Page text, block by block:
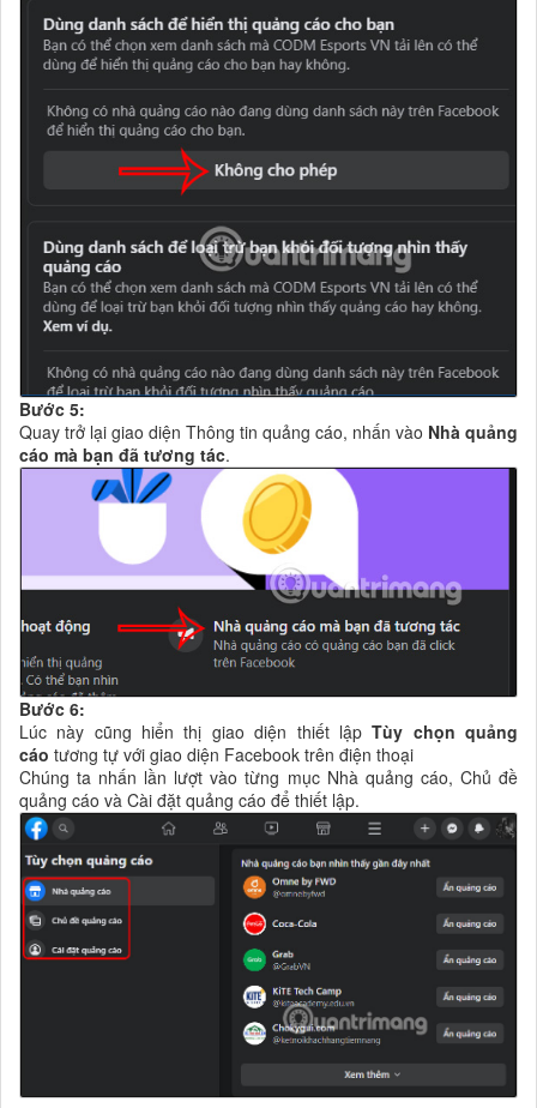
Bước 5:
Quay trở lại giao diện Thông tin quảng cáo, nhấn vào Nhà quảng
cáo mà bạn đã tương tác.
Bước 6:
Lúc này cũng hiển thị giao diện thiết lậpTùy chọn quảng
cáo tương tự với giao diện Facebook trên điện thoại
Chúng ta nhấn lần lượt vào từng mục Nhà quảng cáo, Chủ đề
quảng cáo và Cài đặt quảng cáo để thiết lập.